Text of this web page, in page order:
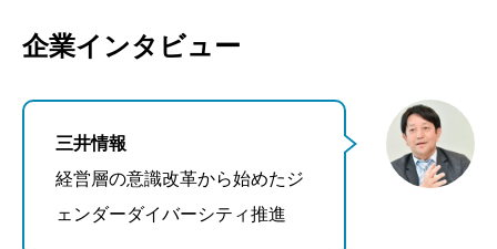
企業インタビュー
三井情報
経営層の意識改革から始めたジ
ェンダーダイバーシティ推進